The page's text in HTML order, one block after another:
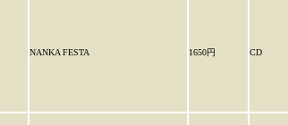
NANKA FESTA 1650円 CD